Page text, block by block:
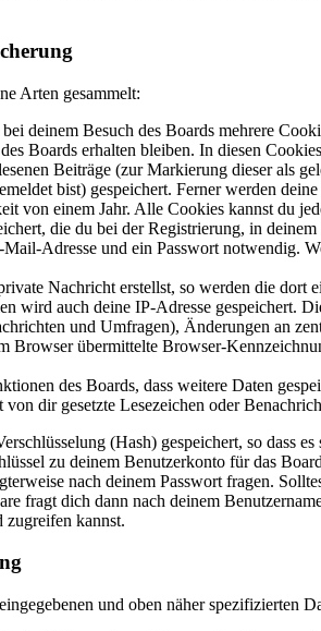
Arten gesammelt:
deinem Besuch des Boards mehrere
Boards erhalten bleiben. In diesen
Beiträge (zur Markierung dieser als
bist) gespeichert. Ferner werden
von einem Jahr. Alle Cookies kannst du
die du bei der Registrierung, in
Adresse und ein Passwort notwendig.
Nachricht erstellst, so werden die
wird auch deine IP-Adresse gespeichert.
und Umfragen), Änderungen an
Browser übermittelte Browser-
des Boards, dass weitere Daten
dir gesetzte Lesezeichen oder
(Hash) gespeichert, so dass
zu deinem Benutzerkonto für das
nach deinem Passwort fragen.
fragt dich dann nach deinem
zugreifen kannst.
und oben näher spezifizierten